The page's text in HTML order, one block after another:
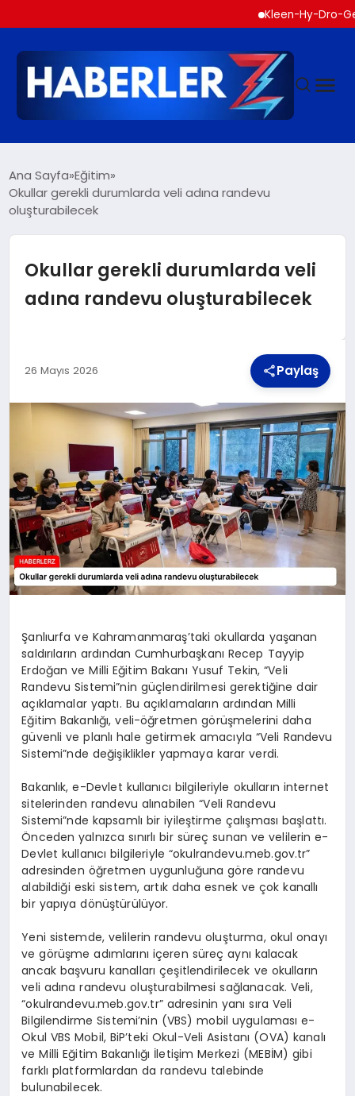
Kleen-Hy-Dro-Gen
SIYASET
DÜNYA
EKONOMI
TEKNOLOJI
YAŞAM
Ana Sayfa Eğitim
Okullar gerekli durumlarda veli adına randevu
oluşturabilecek
Okullar gerekli durumlarda veli
adına randevu oluşturabilecek
26 Mayıs 2026 Paylaş
Şanlıurfa ve Kahramanmaraş’taki okullarda yaşanan
saldırıların ardından Cumhurbaşkanı Recep Tayyip
Erdoğan ve Milli Eğitim Bakanı Yusuf Tekin, “Veli
Randevu Sistemi”nin güçlendirilmesi gerektiğine dair
açıklamalar yaptı. Bu açıklamaların ardından Milli
Eğitim Bakanlığı, veli-öğretmen görüşmelerini daha
güvenli ve planlı hale getirmek amacıyla “Veli Randevu
Sistemi”nde değişiklikler yapmaya karar verdi.
Bakanlık, e-Devlet kullanıcı bilgileriyle okulların internet
sitelerinden randevu alınabilen “Veli Randevu
Sistemi”nde kapsamlı bir iyileştirme çalışması başlattı.
Önceden yalnızca sınırlı bir süreç sunan ve velilerin e-
Devlet kullanıcı bilgileriyle “okulrandevu.meb.gov.tr”
adresinden öğretmen uygunluğuna göre randevu
alabildiği eski sistem, artık daha esnek ve çok kanallı
bir yapıya dönüştürülüyor.
Yeni sistemde, velilerin randevu oluşturma, okul onayı
ve görüşme adımlarını içeren süreç aynı kalacak
ancak başvuru kanalları çeşitlendirilecek ve okulların
veli adına randevu oluşturabilmesi sağlanacak. Veli,
“okulrandevu.meb.gov.tr” adresinin yanı sıra Veli
Bilgilendirme Sistemi’nin (VBS) mobil uygulaması e-
Okul VBS Mobil, BiP’teki Okul-Veli Asistanı (OVA) kanalı
ve Milli Eğitim Bakanlığı İletişim Merkezi (MEBİM) gibi
farklı platformlardan da randevu talebinde
bulunabilecek.